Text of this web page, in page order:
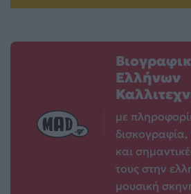
Ελλήνων
με
δισκογραφία,
και
τους στην
μουσική